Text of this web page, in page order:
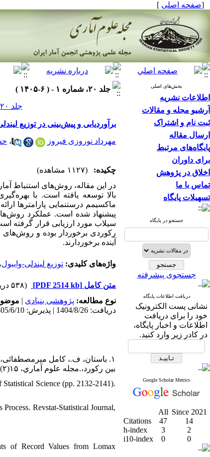
[صفحه اصلی ]
بخش‌های اصلی
اطلاعات نشریه
آرشیو مجله و مقالات
ثبت نام و اشتراک
ارسال مقاله
پایگاه‌های مرتبط
برای داوران
اخلاق در پژوهش
تماس با ما
تسهیلات پایگاه
جستجو در پایگاه
جستجوی پیشرفته
دریافت اطلاعات پایگاه
نشانی پست الکترونیک
خود را برای دریافت
اطلاعات و اخبار پایگاه،
در کادر زیر وارد کنید.
Google Scholar Metrics
All Since 2021
Citations
47
14
h-index
3
2
i10-index
0 0
جلد ۲۰، شماره ۱ - ( ۶-۱۴۰۵ )
جلد ۲۰ شماره ۱ صفحات ۰-۰
برآوردیابی و پیش‌بینی در توزیع
مهرداد نوروزی فیروز ،
چکیده:
(۱۱۲۷ مشاهده)
در این مقاله، روش‌های استنباط
بالا توسعه یافته است. با
ماکسیمم درستنمایی پارامترها
پیشنهاد شده است. عملکرد
سیلاب مورد ارزیابی قرار گرفته
رکوردی برخوردار بوده و روش‌های
آینده برخوردارند.
واژه‌های کلیدی: توزیع لیندلی-وایبول،
متن کامل [PDF 2514 kb]
(۵۳۸ دریافت)
نوع مطالعه: پژوهشی بنیادی |
دریافت: 1404/8/26 | پذیرش: 1405/6/10 | انتشار: 1405/4/28
بین ركورد،.مجله علوم آماري، ۱۵(۲)، ۳۸۱-۴۰۵. [
Science (pp. 2132-2141).
Revstat-Statistical Journal,
of Record Values from Lomax